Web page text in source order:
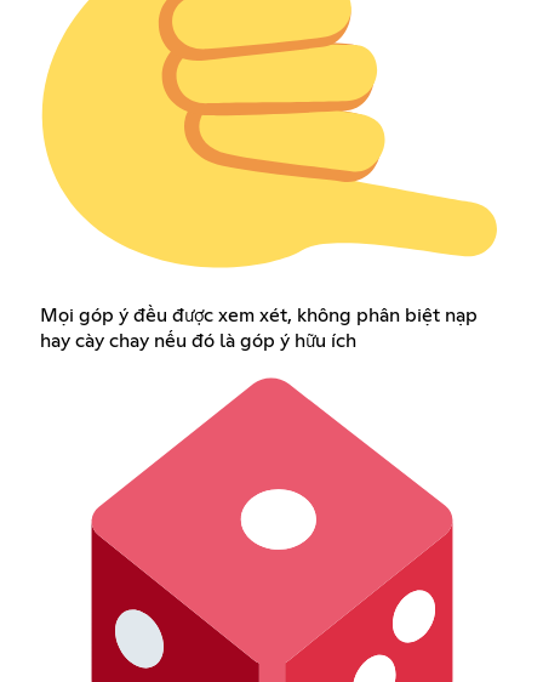
Mọi góp ý đều được xem xét, không phân biệt nạp
hay cày chay nếu đó là góp ý hữu ích